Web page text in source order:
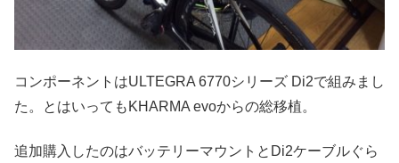
コンポーネントはULTEGRA 6770シリーズ Di2で組みまし
た。とはいってもKHARMA evoからの総移植。
追加購入したのはバッテリーマウントとDi2ケーブルぐら